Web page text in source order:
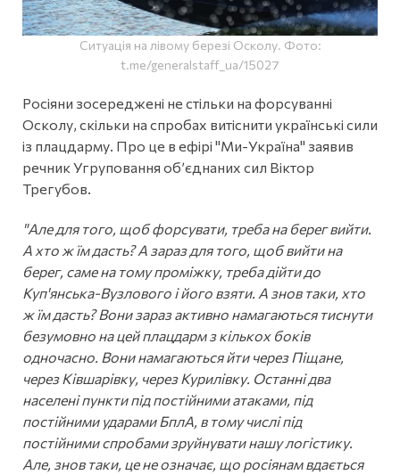
Ситуація на лівому березі Осколу. Фото:
t.me/generalstaff_ua/15027
Росіяни зосереджені не стільки на форсуванні
Осколу, скільки на спробах витіснити українські сили
із плацдарму. Про це в ефірі "Ми-Україна" заявив
речник Угруповання об’єднаних сил Віктор
Трегубов.
"Але для того, щоб форсувати, треба на берег вийти.
А хто ж їм дасть? А зараз для того, щоб вийти на
берег, саме на тому проміжку, треба дійти до
Куп'янська-Вузлового і його взяти. А знов таки, хто
ж їм дасть? Вони зараз активно намагаються тиснути
безумовно на цей плацдарм з кількох боків
одночасно. Вони намагаються йти через Піщане,
через Ківшарівку, через Курилівку. Останні два
населені пункти під постійними атаками, під
постійними ударами БплА, в тому числі під
постійними спробами зруйнувати нашу логістику.
Але, знов таки, це не означає, що росіянам вдається